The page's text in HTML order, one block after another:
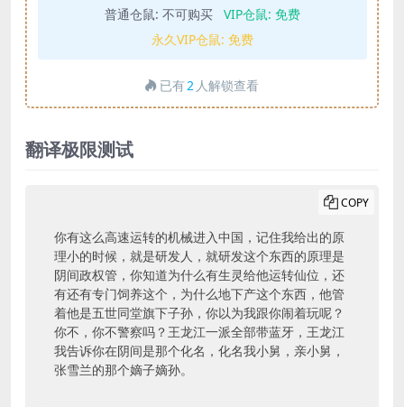
普通仓鼠: 不可购买 VIP仓鼠: 免费
永久VIP仓鼠: 免费
已有2 人解锁查看
翻译极限测试
你有这么高速运转的机械进入中国，记住我给出的原
理小的时候，就是研发人，就研发这个东西的原理是
阴间政权管，你知道为什么有生灵给他运转仙位，还
有还有专门饲养这个，为什么地下产这个东西，他管
着他是五世同堂旗下子孙，你以为我跟你闹着玩呢？
你不，你不警察吗？王龙江一派全部带蓝牙，王龙江
我告诉你在阴间是那个化名，化名我小舅，亲小舅，
张雪兰的那个嫡子嫡孙。
COPY